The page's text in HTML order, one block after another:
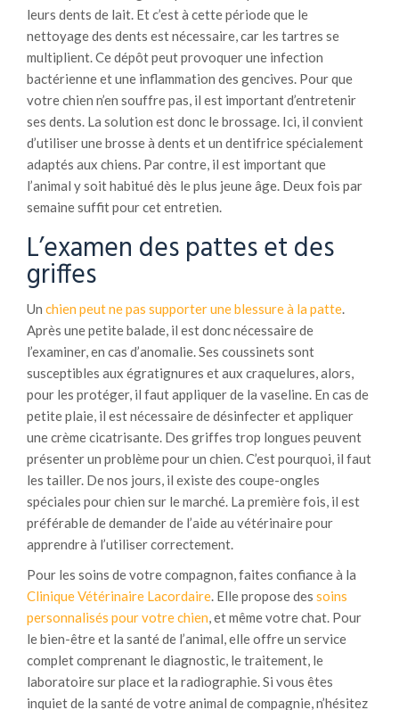
leurs dents de lait. Et c’est à cette période que le
nettoyage des dents est nécessaire, car les tartres se
multiplient. Ce dépôt peut provoquer une infection
bactérienne et une inflammation des gencives. Pour que
votre chien n’en souffre pas, il est important d’entretenir
ses dents. La solution est donc le brossage. Ici, il convient
d’utiliser une brosse à dents et un dentifrice spécialement
adaptés aux chiens. Par contre, il est important que
l’animal y soit habitué dès le plus jeune âge. Deux fois par
semaine suffit pour cet entretien.
L’examen des pattes et des
griffes
Un chien peut ne pas supporter une blessure à la patte.
Après une petite balade, il est donc nécessaire de
l’examiner, en cas d’anomalie. Ses coussinets sont
susceptibles aux égratignures et aux craquelures, alors,
pour les protéger, il faut appliquer de la vaseline. En cas de
petite plaie, il est nécessaire de désinfecter et appliquer
une crème cicatrisante. Des griffes trop longues peuvent
présenter un problème pour un chien. C’est pourquoi, il faut
les tailler. De nos jours, il existe des coupe-ongles
spéciales pour chien sur le marché. La première fois, il est
préférable de demander de l’aide au vétérinaire pour
apprendre à l’utiliser correctement.
Pour les soins de votre compagnon, faites confiance à la
Clinique Vétérinaire Lacordaire. Elle propose des soins
personnalisés pour votre chien, et même votre chat. Pour
le bien-être et la santé de l’animal, elle offre un service
complet comprenant le diagnostic, le traitement, le
laboratoire sur place et la radiographie. Si vous êtes
inquiet de la santé de votre animal de compagnie, n’hésitez